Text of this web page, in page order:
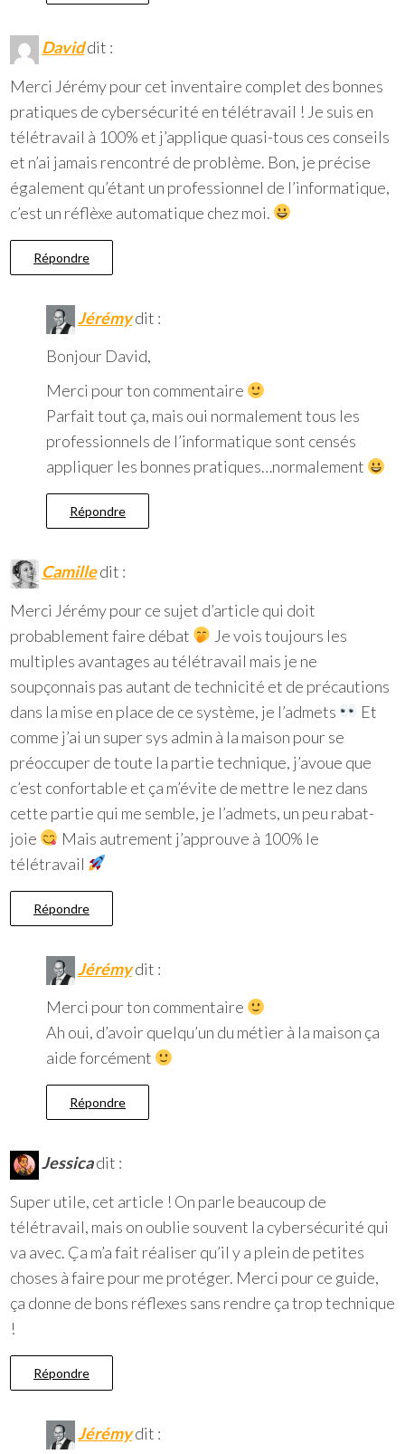
Daviddit :
Merci Jérémy pour cet inventaire complet des bonnes
pratiques de cybersécurité en télétravail ! Je suis en
télétravail à 100% et j’applique quasi-tous ces conseils
et n’ai jamais rencontré de problème. Bon, je précise
également qu’étant un professionnel de l’informatique,
c’est un réflèxe automatique chez moi.
Répondre
Jérémydit :
Bonjour David,
Merci pour ton commentaire
Parfait tout ça, mais oui normalement tous les
professionnels de l’informatique sont censés
appliquer les bonnes pratiques…normalement
Répondre
Camilledit :
Merci Jérémy pour ce sujet d’article qui doit
probablement faire débat
Je vois toujours les
multiples avantages au télétravail mais je ne
soupçonnais pas autant de technicité et de précautions
dans la mise en place de ce système, je l’admets
Et
comme j’ai un super sys admin à la maison pour se
préoccuper de toute la partie technique, j’avoue que
c’est confortable et ça m’évite de mettre le nez dans
cette partie qui me semble, je l’admets, un peu rabat-
joie
Mais autrement j’approuve à 100% le
télétravail
Répondre
Jérémydit :
Merci pour ton commentaire
Ah oui, d’avoir quelqu’un du métier à la maison ça
aide forcément
Répondre
Jessicadit :
Super utile, cet article ! On parle beaucoup de
télétravail, mais on oublie souvent la cybersécurité qui
va avec. Ça m’a fait réaliser qu’il y a plein de petites
choses à faire pour me protéger. Merci pour ce guide,
ça donne de bons réflexes sans rendre ça trop technique
!
Répondre
Jérémydit :